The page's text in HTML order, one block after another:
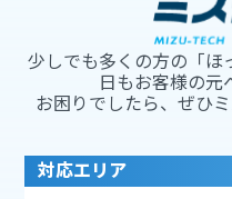
少しでも多くの方の「ほ
日もお客様の元
お困りでしたら、ぜひ
対応エリア